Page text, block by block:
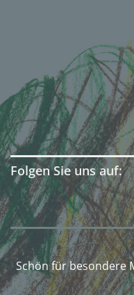
Folgen Sie uns auf:
Schön für besondere